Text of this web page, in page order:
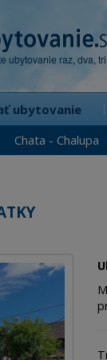
ubytovanie raz, dva,
Chata - Chalupa
ubytovanie